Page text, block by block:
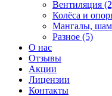
Вентиляция
Колёса и
Мангалы,
Разное (5)
О нас
Отзывы
Акции
Лицензии
Контакты